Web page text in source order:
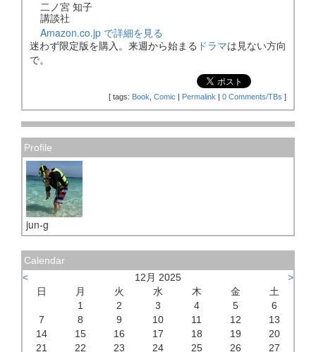
二ノ宮 知子
講談社
Amazon.co.jp で詳細を見る
迷わず限定版を購入。来週から始まる ドラマは見ない方向
で。
[ tags: Book Comic | Permalink | 0 Comments/TBs ]
Profile
jun-g
Calendar
<
12月 2025
>
日
月 火 水 木 金
土
1
2 3 4 5
6
7
8 9 10 11 12
13
14
15 16 17 18 19
20
21
22 23 24 25 26
27